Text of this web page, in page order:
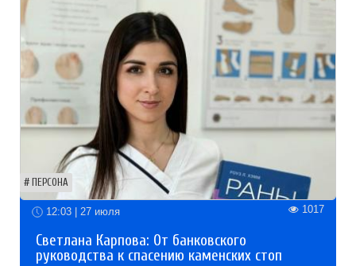
ПЕРСОНА
12:03 | 27 июля 1017
Светлана Карпова: От банковского
руководства к спасению каменских стоп